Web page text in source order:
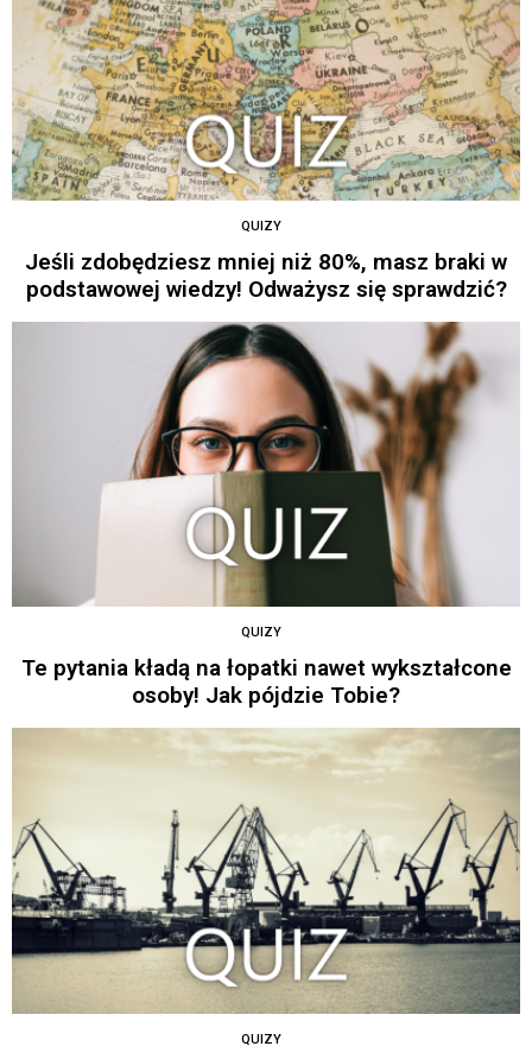
QUIZY
Jeśli zdobędziesz mniej niż 80%, masz braki w
podstawowej wiedzy! Odważysz się sprawdzić?
QUIZY
Te pytania kładą na łopatki nawet wykształcone
osoby! Jak pójdzie Tobie?
QUIZY